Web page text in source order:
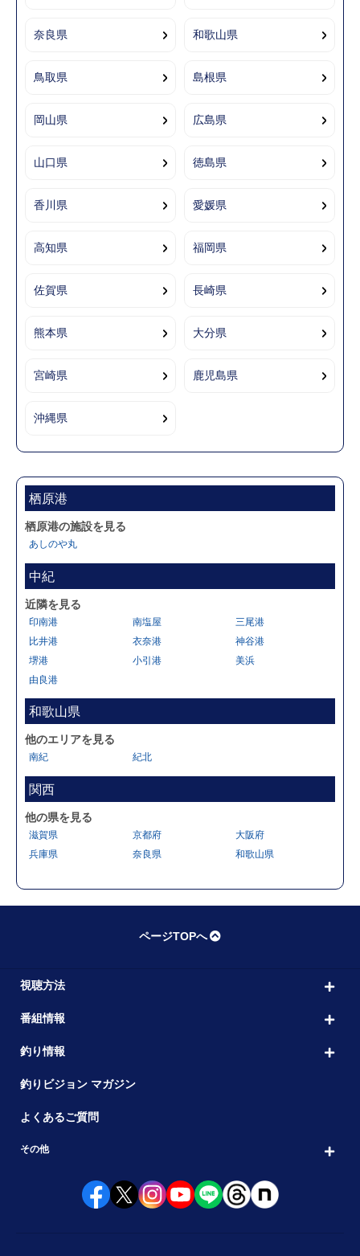
奈良県 和歌山県
鳥取県 島根県
岡山県 広島県
山口県 徳島県
香川県 愛媛県
高知県 福岡県
佐賀県 長崎県
熊本県 大分県
宮崎県 鹿児島県
沖縄県
栖原港
栖原港の施設を見る
あしのや丸
中紀
近隣を見る
印南港 南塩屋
三尾港
比井港
衣奈港
神谷港
堺港
小引港
美浜
由良港
和歌山県
他のエリアを見る
南紀 紀北
関西
他の県を見る
滋賀県 京都府
大阪府
兵庫県
奈良県 和歌山県
ページTOPへ
視聴方法
番組情報
釣り情報
釣りビジョン マガジン
よくあるご質問
その他